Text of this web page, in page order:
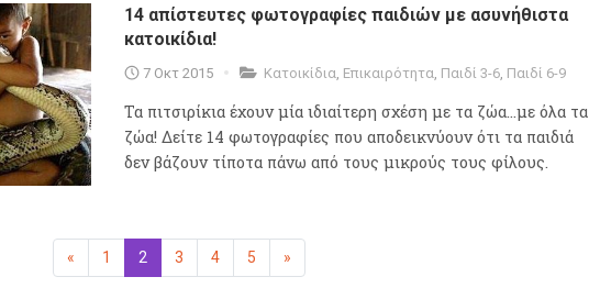
14 απίστευτες φωτογραφίες παιδιών με ασυνήθιστα
κατοικίδια!
7 Οκτ 2015 Κατοικίδια Επικαιρότητα Παιδί 3-6 Παιδί 6-9
Τα πιτσιρίκια έχουν μία ιδιαίτερη σχέση με τα ζώα...με όλα τα
ζώα! Δείτε 14 φωτογραφίες που αποδεικνύουν ότι τα παιδιά
δεν βάζουν τίποτα πάνω από τους μικρούς τους φίλους.
« Προηγούμενη
1 2 (επιλεγμένη)
3 4 5 »